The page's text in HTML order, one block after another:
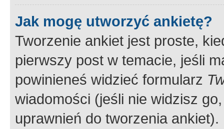
Jak mogę utworzyć ankietę?
Tworzenie ankiet jest proste,
pierwszy post w temacie, jeśli
powinieneś widzieć formularz
wiadomości (jeśli nie widzisz
uprawnień do tworzenia